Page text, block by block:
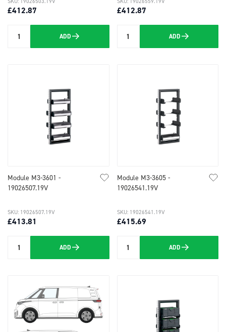
£412.87
Quantity ADD
£412.87
Quantity ADD
Module M3-3601 -
19026507.19V
£413.81
SKU: 19026507.19V
Quantity ADD
Module M3-3605 -
19026541.19V
£415.69
SKU: 19026541.19V
Quantity ADD